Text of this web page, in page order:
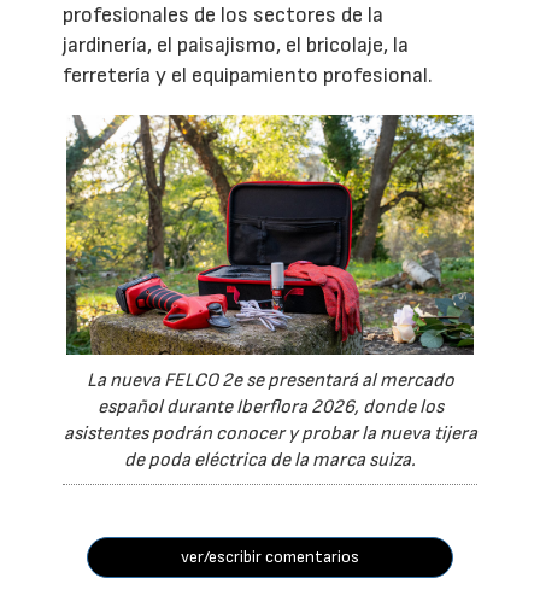
profesionales de los sectores de la
jardinería, el paisajismo, el bricolaje, la
ferretería y el equipamiento profesional.
La nueva FELCO 2e se presentará al mercado
español durante Iberflora 2026, donde los
asistentes podrán conocer y probar la nueva tijera
de poda eléctrica de la marca suiza.
ver/escribir comentarios